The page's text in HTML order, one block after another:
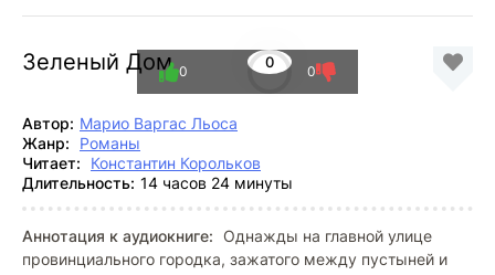
Зеленый Дом 0
0 0
Автор: Марио Варгас Льоса
Жанр:
Романы
Читает:
Константин Корольков
Длительность: 14 часов 24 минуты
Аннотация к аудиокниге: Однажды на главной улице
провинциального городка, зажатого между пустыней и